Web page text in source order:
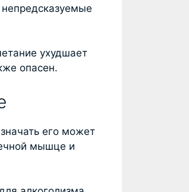
ухудшает
опасен.
его может
мышце и